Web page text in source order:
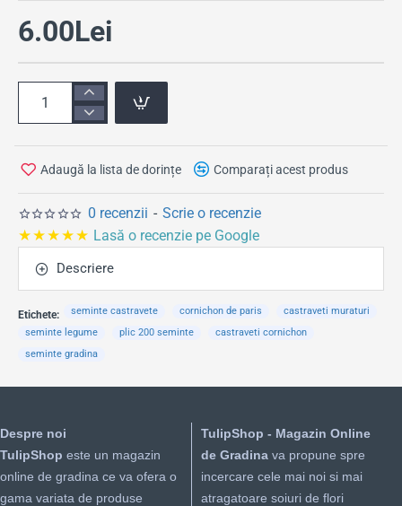
0 recenzii - Scrie o recenzie
6.00Lei
Adaugă la lista de dorințe Comparați acest produs
★★★★★ Lasă o recenzie pe Google
Descriere
Etichete: seminte castravete cornichon de paris
castraveti muraturi
seminte legume
plic 200 seminte
castraveti cornichon
seminte gradina
Despre noi
TulipShop este un magazin
online de gradina ce va ofera o
gama variata de produse
TulipShop - Magazin Online
de Gradinava propune spre
incercare cele mai noi si mai
atragatoare soiuri de flori